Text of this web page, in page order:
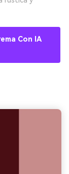
Con IA